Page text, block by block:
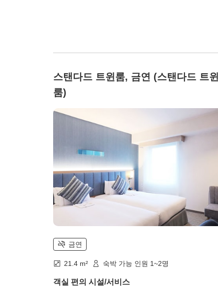
스탠다드 트윈룸, 금연 (스탠다드 트윈
룸)
금연
21.4 m² 숙박 가능 인원 1~2명
객실 편의 시설/서비스